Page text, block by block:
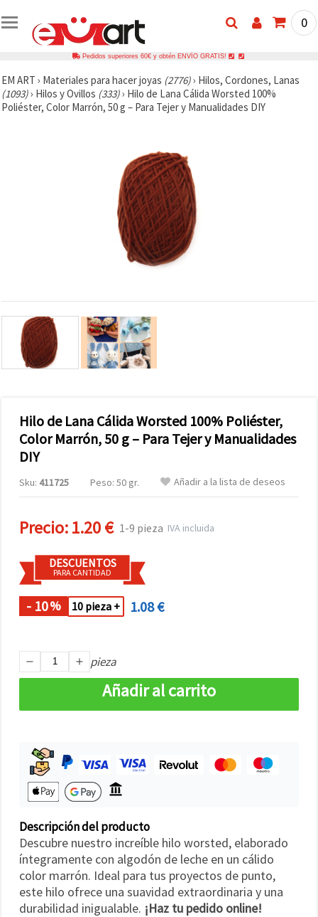
0
Pedidos superiores 60€ y obtén ENVÍO GRATIS!
EM ART › Materiales para hacer joyas (2776)› Hilos, Cordones, Lanas
(1093)› Hilos y Ovillos (333)› Hilo de Lana Cálida Worsted 100%
Poliéster, Color Marrón, 50 g – Para Tejer y Manualidades DIY
Hilo de Lana Cálida Worsted 100% Poliéster,
Color Marrón, 50 g – Para Tejer y Manualidades
DIY
Sku: 411725 Peso: 50 gr. Añadir a la lista de deseos
Precio:1.20 € 1-9 pieza IVA incluida
DESCUENTOS
PARA CANTIDAD
- 10% 10 pieza + 1.08 €
pieza
Añadir al carrito
Descripción del producto
Descubre nuestro increíble hilo worsted, elaborado
íntegramente con algodón de leche en un cálido
color marrón. Ideal para tus proyectos de punto,
este hilo ofrece una suavidad extraordinaria y una
durabilidad inigualable. ¡Haz tu pedido online!